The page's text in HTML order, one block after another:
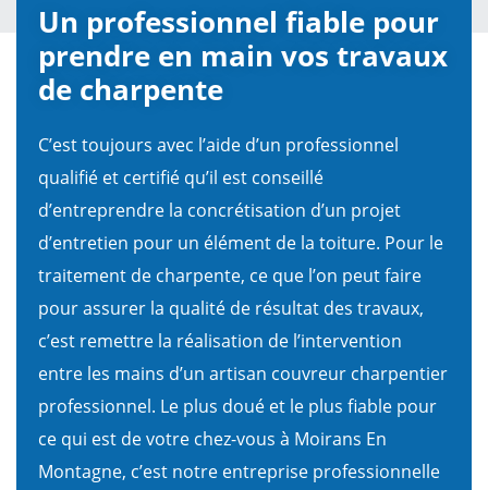
Un professionnel fiable pour
prendre en main vos travaux
de charpente
C’est toujours avec l’aide d’un professionnel
qualifié et certifié qu’il est conseillé
d’entreprendre la concrétisation d’un projet
d’entretien pour un élément de la toiture. Pour le
traitement de charpente, ce que l’on peut faire
pour assurer la qualité de résultat des travaux,
c’est remettre la réalisation de l’intervention
entre les mains d’un artisan couvreur charpentier
professionnel. Le plus doué et le plus fiable pour
ce qui est de votre chez-vous à Moirans En
Montagne, c’est notre entreprise professionnelle